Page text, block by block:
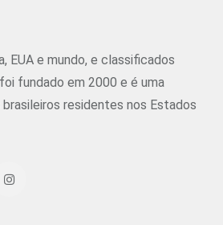
EUA e mundo, e classificados
fundado em 2000 e é uma
residentes nos Estados